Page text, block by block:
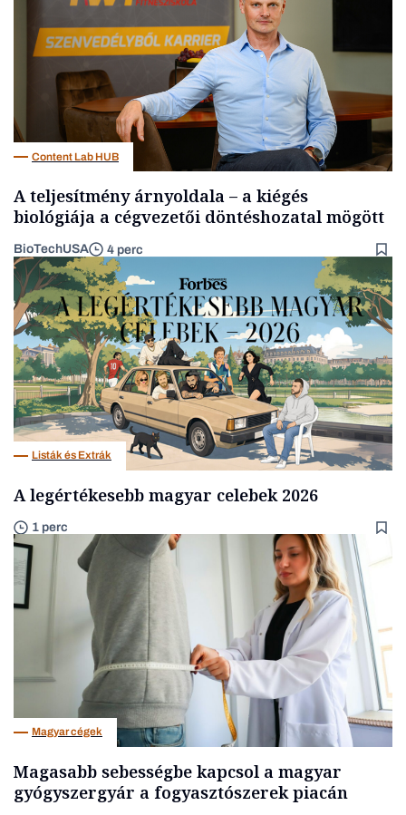
Content Lab HUB
A teljesítmény árnyoldala – a kiégés
biológiája a cégvezetői döntéshozatal mögött
BioTechUSA 4 perc
Listák és Extrák
A legértékesebb magyar celebek 2026
1 perc
Magyar cégek
Magasabb sebességbe kapcsol a magyar
gyógyszergyár a fogyasztószerek piacán